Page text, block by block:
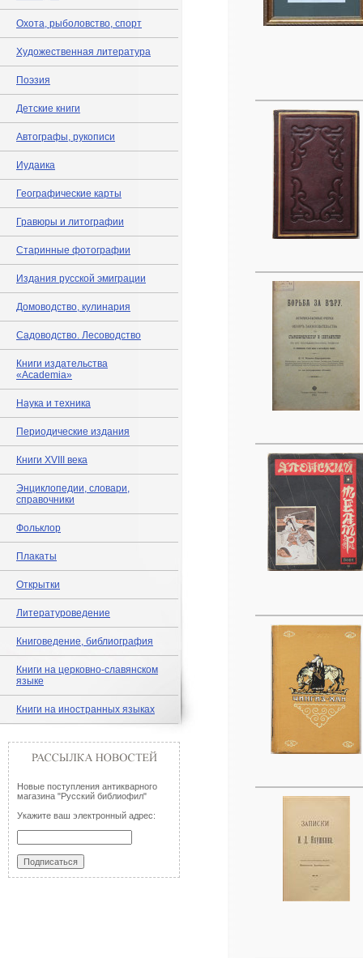
Охота, рыболовство, спорт
Художественная литература
Поэзия
Детские книги
Автографы, рукописи
Иудаика
Географические карты
Гравюры и литографии
Старинные фотографии
Издания русской эмиграции
Домоводство, кулинария
Садоводство. Лесоводство
Книги издательства
«Academia»
Наука и техника
Периодические издания
Книги XVIII века
Энциклопедии, словари,
справочники
Фольклор
Плакаты
Открытки
Литературоведение
Книговедение, библиография
Книги на церковно-славянском
языке
Книги на иностранных языках
Новые поступления антикварного
магазина "Русский библиофил"
Укажите ваш электронный адрес: